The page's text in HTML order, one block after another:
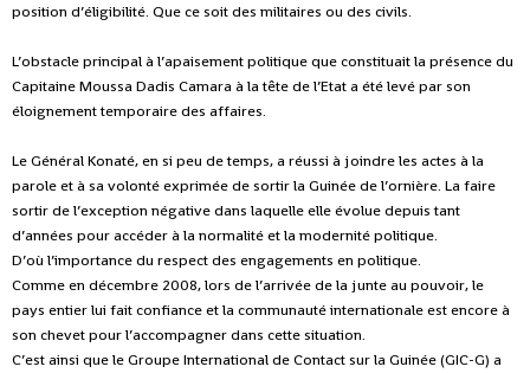
position d’éligibilité. Que ce soit des militaires ou des civils.
L’obstacle principal à l’apaisement politique que constituait la présence du
Capitaine Moussa Dadis Camara à la tête de l’Etat a été levé par son
éloignement temporaire des affaires.
Le Général Konaté, en si peu de temps, a réussi à joindre les actes à la
parole et à sa volonté exprimée de sortir la Guinée de l’ornière. La faire
sortir de l’exception négative dans laquelle elle évolue depuis tant
d’années pour accéder à la normalité et la modernité politique.
D’où l’importance du respect des engagements en politique.
Comme en décembre 2008, lors de l’arrivée de la junte au pouvoir, le
pays entier lui fait confiance et la communauté internationale est encore à
son chevet pour l’accompagner dans cette situation.
C’est ainsi que le Groupe International de Contact sur la Guinée (GIC-G) a